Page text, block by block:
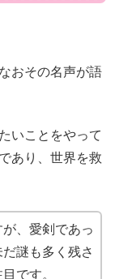
おその名声が語
いことをやって
あり、世界を救
、愛剣であっ
謎も多く残さ
です。